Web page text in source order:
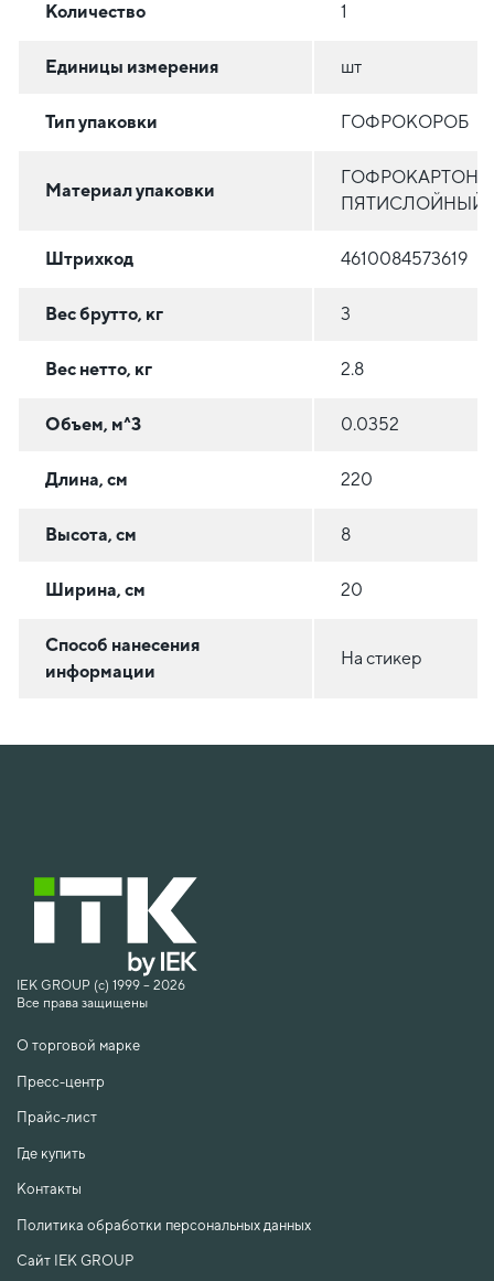
Количество 1
Единицы измерения шт
Тип упаковки ГОФРОКОРОБ
Материал упаковки
ГОФРОКАРТОН
ПЯТИСЛОЙНЫЙ
Штрихкод 4610084573619
Вес брутто, кг 3
Вес нетто, кг 2.8
Объем, м^3 0.0352
Длина, см 220
Высота, см 8
Ширина, см 20
Способ нанесения
информации
На стикер
IEK GROUP (c) 1999 – 2026
Все права защищены
О торговой марке
Пресс-центр
Прайс-лист
Где купить
Контакты
Политика обработки персональных данных
Сайт IEK GROUP